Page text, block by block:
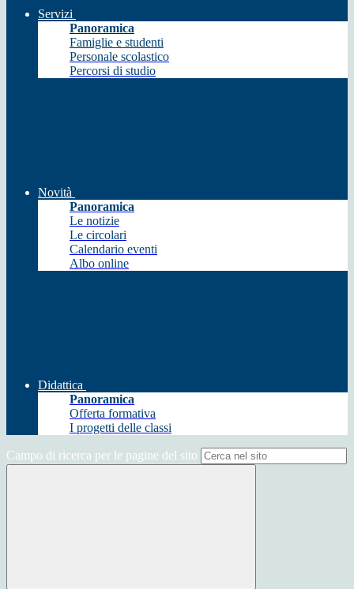
Servizi
Panoramica
Famiglie e studenti
Personale scolastico
Percorsi di studio
Novità
Panoramica
Le notizie
Le circolari
Calendario eventi
Albo online
Didattica
Panoramica
Offerta formativa
I progetti delle classi
Campo di ricerca per le pagine del sito